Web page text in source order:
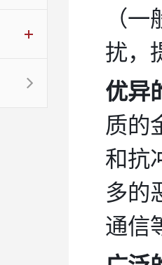
（
扰，
优异
质的
和抗
多的
通信